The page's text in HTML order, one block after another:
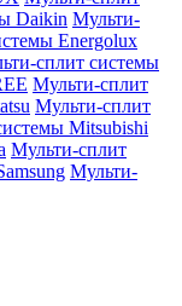
Daikin Мульти-
Energolux
сплит системы
Мульти-сплит
Мульти-сплит
Mitsubishi
Мульти-сплит
Мульти-